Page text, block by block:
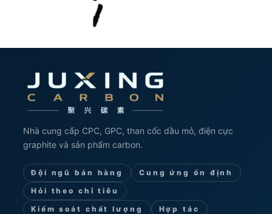
Nhà cung cấp CPC, GPC, than cốc dầu mỏ, điện cực
graphite và sản phẩm carbon.
Đội ngũ bán hàng
Cung ứng ổn định
Hỏi theo chỉ tiêu
Kiểm soát chất lượng
Hợp tác